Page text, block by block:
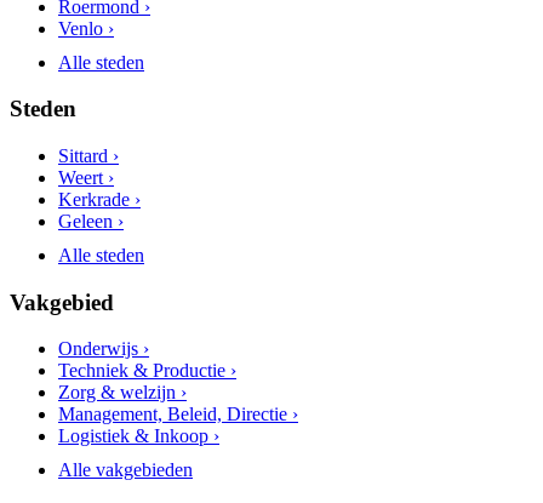
Roermond ›
Venlo ›
Alle steden
Steden
Sittard ›
Weert ›
Kerkrade ›
Geleen ›
Alle steden
Vakgebied
Onderwijs ›
Techniek & Productie ›
Zorg & welzijn ›
Management, Beleid, Directie ›
Logistiek & Inkoop ›
Alle vakgebieden